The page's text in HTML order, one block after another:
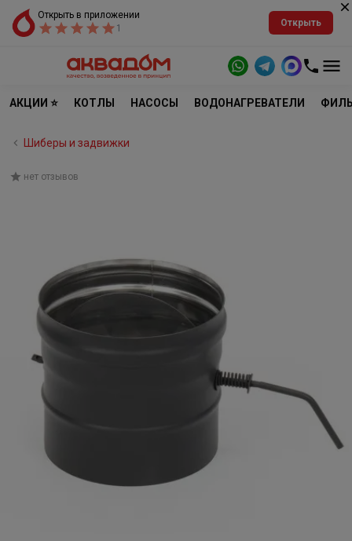
Открыть в приложении
1
Открыть
АКЦИИ ⭐ КОТЛЫ НАСОСЫ ВОДОНАГРЕВАТЕЛИ
Шиберы и задвижки
нет отзывов